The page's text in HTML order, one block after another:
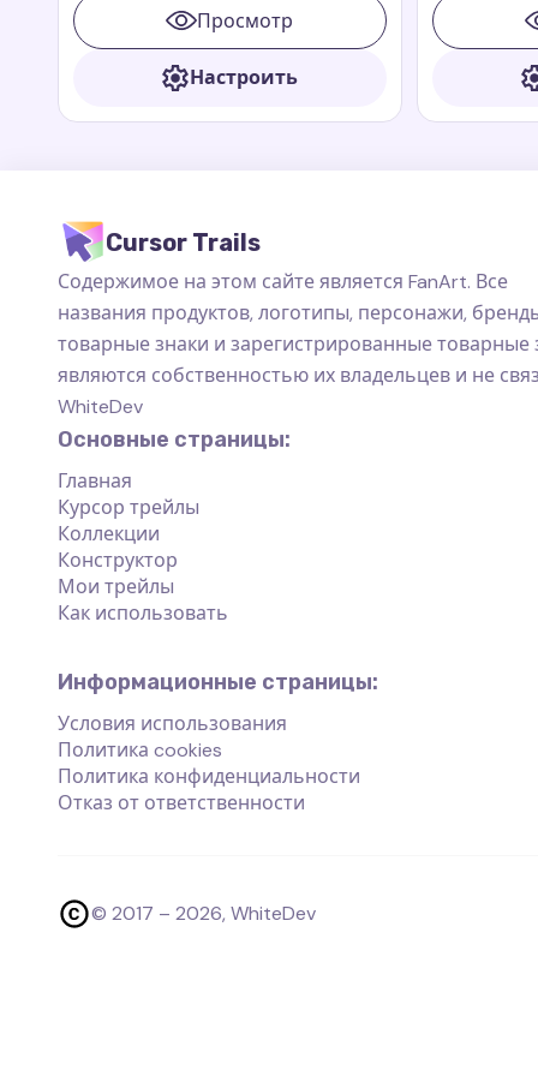
анимационных книг и фильмов
Paddington
Просмотр
Настроить
многих
Paddington
Cursor Trails
Содержимое на этом сайте является FanArt. Все
названия продуктов, логотипы, персонажи,
товарные знаки и зарегистрированные товарные
являются собственностью их владельцев и не
WhiteDev
Основные страницы:
Главная
Курсор трейлы
Коллекции
Конструктор
Мои трейлы
Как использовать
Информационные страницы:
Условия использования
Политика cookies
Политика конфиденциальности
Отказ от ответственности
© 2017 – 2026, WhiteDev